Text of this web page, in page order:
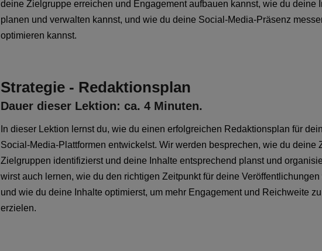
deine Zielgruppe erreichen und Engagement aufbauen kannst, wie du deine
planen und verwalten kannst, und wie du deine Social-Media-Präsenz
optimieren kannst.
Strategie - Redaktionsplan
Dauer dieser Lektion: ca. 4 Minuten.
In dieser Lektion lernst du, wie du einen erfolgreichen Redaktionsplan für
Social-Media-Plattformen entwickelst. Wir werden besprechen, wie du deine
Zielgruppen identifizierst und deine Inhalte entsprechend planst und
wirst auch lernen, wie du den richtigen Zeitpunkt für deine Veröffentlichungen
und wie du deine Inhalte optimierst, um mehr Engagement und Reichweite zu
erzielen.